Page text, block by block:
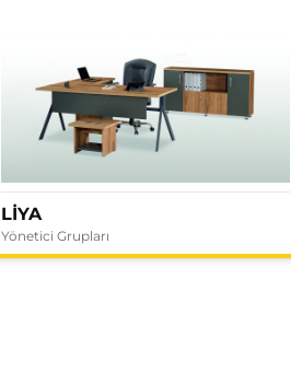
LİYA
Yönetici Grupları